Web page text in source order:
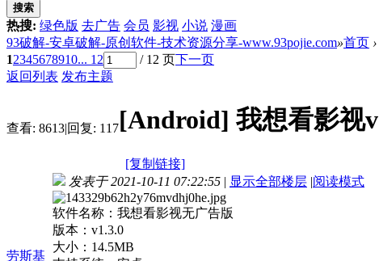
搜索
热搜: 绿色版 去广告 会员 影视 小说 漫画
93破解-安卓破解-原创软件-技术资源分享-www.93pojie.com»首页 ›
12345678910... 12 / 12 页下一页
返回列表 发布主题
查看: 8613|回复: 117[Android] 我想看影视
[复制链接]
劳斯基
发表于 2021-10-11 07:22:55 | 显示全部楼层 |阅读模式
软件名称：我想看影视无广告版
版本：v1.3.0
大小：14.5MB